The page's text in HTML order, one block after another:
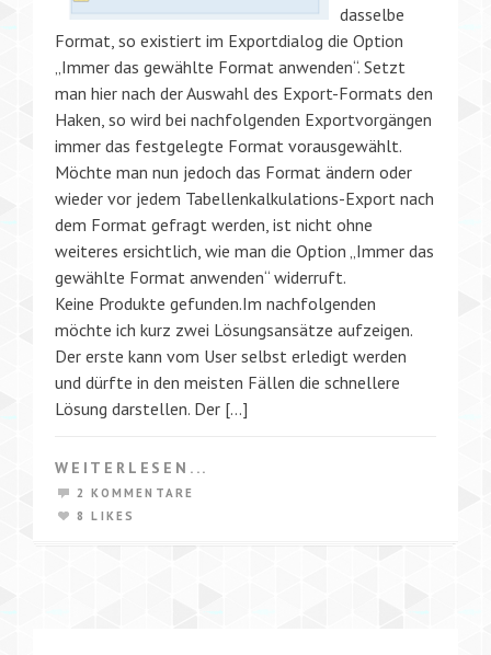
dasselbe
Format, so existiert im Exportdialog die Option
„Immer das gewählte Format anwenden“. Setzt
man hier nach der Auswahl des Export-Formats den
Haken, so wird bei nachfolgenden Exportvorgängen
immer das festgelegte Format vorausgewählt.
Möchte man nun jedoch das Format ändern oder
wieder vor jedem Tabellenkalkulations-Export nach
dem Format gefragt werden, ist nicht ohne
weiteres ersichtlich, wie man die Option „Immer das
gewählte Format anwenden“ widerruft.
Keine Produkte gefunden.Im nachfolgenden
möchte ich kurz zwei Lösungsansätze aufzeigen.
Der erste kann vom User selbst erledigt werden
und dürfte in den meisten Fällen die schnellere
Lösung darstellen. Der […]
WEITERLESEN...
2 KOMMENTARE
8 LIKES